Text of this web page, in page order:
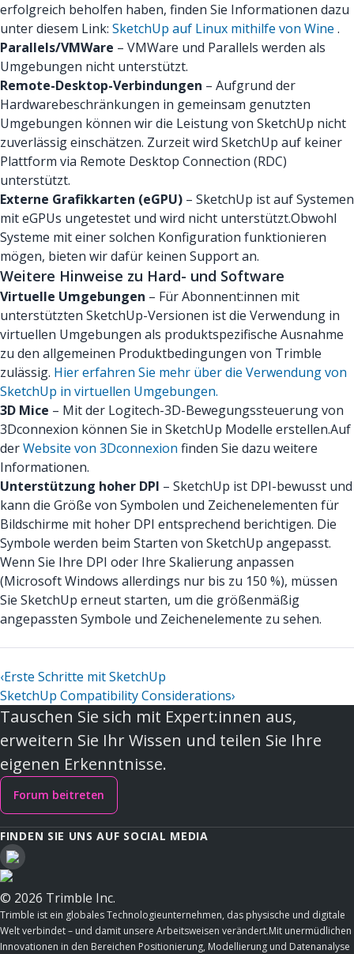
erfolgreich beholfen haben, finden Sie Informationen dazu
unter diesem Link: SketchUp auf Linux mithilfe von Wine .
Parallels/VMWare – VMWare und Parallels werden als
Umgebungen nicht unterstützt.
Remote-Desktop-Verbindungen – Aufgrund der
Hardwarebeschränkungen in gemeinsam genutzten
Umgebungen können wir die Leistung von SketchUp nicht
zuverlässig einschätzen. Zurzeit wird SketchUp auf keiner
Plattform via Remote Desktop Connection (RDC)
unterstützt.
Externe Grafikkarten (eGPU) – SketchUp ist auf Systemen
mit eGPUs ungetestet und wird nicht unterstützt.Obwohl
Systeme mit einer solchen Konfiguration funktionieren
mögen, bieten wir dafür keinen Support an.
Weitere Hinweise zu Hard- und Software
Virtuelle Umgebungen – Für Abonnent:innen mit
unterstützten SketchUp-Versionen ist die Verwendung in
virtuellen Umgebungen als produktspezifische Ausnahme
zu den allgemeinen Produktbedingungen von Trimble
zulässig. Hier erfahren Sie mehr über die Verwendung von
SketchUp in virtuellen Umgebungen.
3D Mice – Mit der Logitech-3D-Bewegungssteuerung von
3Dconnexion können Sie in SketchUp Modelle erstellen.Auf
derWebsite von 3Dconnexion finden Sie dazu weitere
Informationen.
Unterstützung hoher DPI – SketchUp ist DPI-bewusst und
kann die Größe von Symbolen und Zeichenelementen für
Bildschirme mit hoher DPI entsprechend berichtigen. Die
Symbole werden beim Starten von SketchUp angepasst.
Wenn Sie Ihre DPI oder Ihre Skalierung anpassen
(Microsoft Windows allerdings nur bis zu 150 %), müssen
Sie SketchUp erneut starten, um die größenmäßig
angepassten Symbole und Zeichenelemente zu sehen.
‹Erste Schritte mit SketchUp
SketchUp Compatibility Considerations›
Tauschen Sie sich mit Expert:innen aus,
erweitern Sie Ihr Wissen und teilen Sie Ihre
eigenen Erkenntnisse.
Forum beitreten
FINDEN SIE UNS AUF SOCIAL MEDIA
© 2026 Trimble Inc.
Trimble ist ein globales Technologieunternehmen, das physische und digitale
Welt verbindet – und damit unsere Arbeitsweisen verändert.Mit unermüdlichen
Innovationen in den Bereichen Positionierung, Modellierung und Datenanalyse